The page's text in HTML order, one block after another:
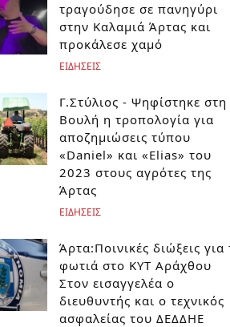
τραγούδησε σε πανηγύρι
στην Καλαμιά Άρτας και
προκάλεσε χαμό
ΕΙΔΗΣΕΙΣ
Γ.Στύλιος - Ψηφίστηκε στη
Βουλή η τροπολογία για
αποζημιώσεις τύπου
«Daniel» και «Elias» του
2023 στους αγρότες της
Άρτας
ΕΙΔΗΣΕΙΣ
Άρτα:Ποινικές διώξεις για
φωτιά στο ΚΥΤ Αράχθου
Στον εισαγγελέα ο
διευθυντής και ο τεχνικός
ασφαλείας του ΔΕΔΔΗΕ